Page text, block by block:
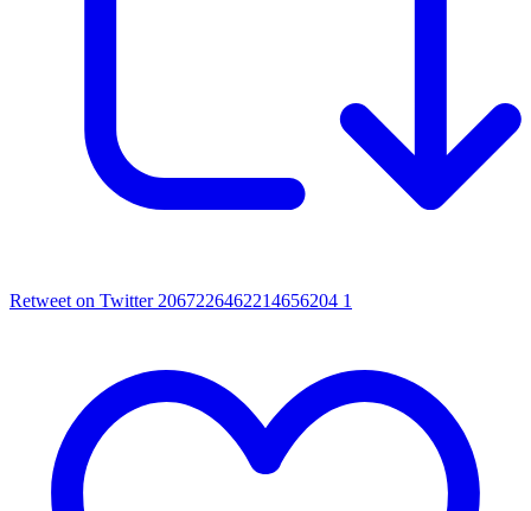
Retweet on Twitter 2067226462214656204 1